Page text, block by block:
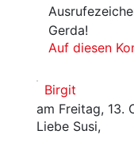
Gerda!
Auf diesen
Birgit
am Freitag, 13.
Liebe Susi,